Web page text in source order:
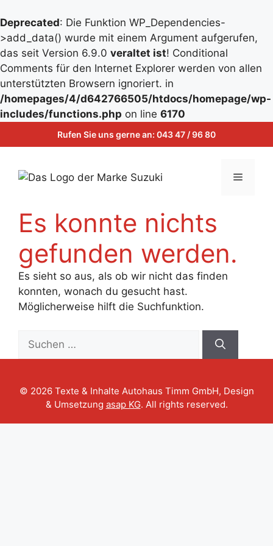
Deprecated: Die Funktion WP_Dependencies-
>add_data() wurde mit einem Argument aufgerufen,
das seit Version 6.9.0 veraltet ist! Conditional
Comments für den Internet Explorer werden von allen
unterstützten Browsern ignoriert. in
/homepages/4/d642766505/htdocs/homepage/wp-
includes/functions.php on line 6170
Zum
Inhalt
Inhalt
Rufen Sie uns gerne an: 043 47 / 96 80
Menü
Es konnte nichts
gefunden werden.
Es sieht so aus, als ob wir nicht das finden
konnten, wonach du gesucht hast.
Möglicherweise hilft die Suchfunktion.
nach:
© 2026 Texte & Inhalte Autohaus Timm GmbH, Design
& Umsetzung asap KG. All rights reserved.